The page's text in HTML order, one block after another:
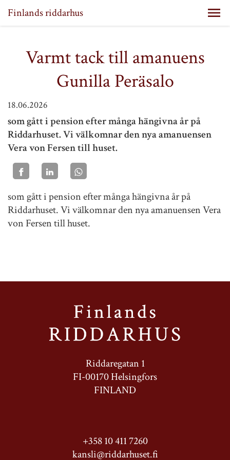
Finlands riddarhus
Varmt tack till amanuens
Gunilla Peräsalo
18.06.2026
som gått i pension efter många hängivna år på
Riddarhuset. Vi välkomnar den nya amanuensen
Vera von Fersen till huset.
som gått i pension efter många hängivna år på
Riddarhuset. Vi välkomnar den nya amanuensen Vera
von Fersen till huset.
Riddaregatan 1
FI-00170 Helsingfors
FINLAND
+358 10 411 7260
kansli@riddarhuset.fi